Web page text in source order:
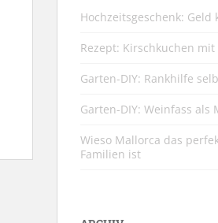
Hochzeitsgeschenk: Geld
Rezept: Kirschkuchen
Garten-DIY: Rankhilfe
Garten-DIY: Weinfass als
Wieso Mallorca das
Familien ist